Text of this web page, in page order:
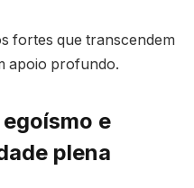
fortes que transcendem
apoio profundo.
e
plena